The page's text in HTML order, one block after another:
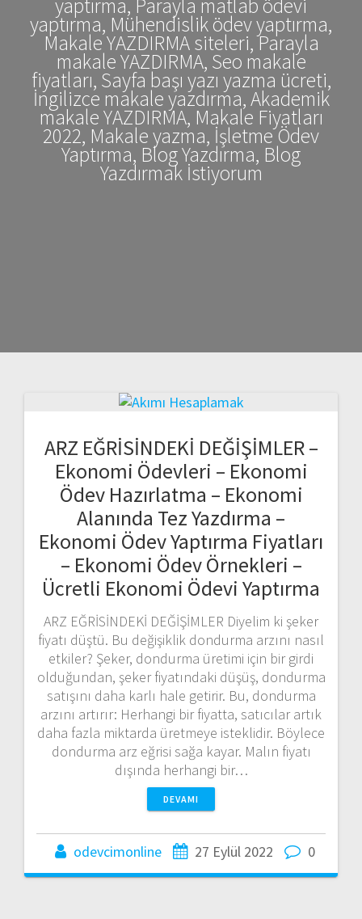
yaptırma, Parayla matlab ödevi
yaptırma, Mühendislik ödev yaptırma,
Makale YAZDIRMA siteleri, Parayla
makale YAZDIRMA, Seo makale
fiyatları, Sayfa başı yazı yazma ücreti,
İngilizce makale yazdırma, Akademik
makale YAZDIRMA, Makale Fiyatları
2022, Makale yazma, İşletme Ödev
Yaptırma, Blog Yazdırma, Blog
Yazdırmak İstiyorum
ARZ EĞRİSİNDEKİ DEĞİŞİMLER –
Ekonomi Ödevleri – Ekonomi
Ödev Hazırlatma – Ekonomi
Alanında Tez Yazdırma –
Ekonomi Ödev Yaptırma Fiyatları
– Ekonomi Ödev Örnekleri –
Ücretli Ekonomi Ödevi Yaptırma
ARZ EĞRİSİNDEKİ DEĞİŞİMLER Diyelim ki şeker
fiyatı düştü. Bu değişiklik dondurma arzını nasıl
etkiler? Şeker, dondurma üretimi için bir girdi
olduğundan, şeker fiyatındaki düşüş, dondurma
satışını daha karlı hale getirir. Bu, dondurma
arzını artırır: Herhangi bir fiyatta, satıcılar artık
daha fazla miktarda üretmeye isteklidir. Böylece
dondurma arz eğrisi sağa kayar. Malın fiyatı
dışında herhangi bir…
DEVAMI
odevcimonline 27 Eylül 2022 0